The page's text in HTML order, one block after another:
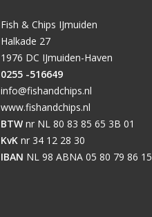
Fish & Chips IJmuiden
Halkade 27
1976 DC IJmuiden-Haven
0255 -516649
info@fishandchips.nl
www.fishandchips.nl
BTW nr NL 80 83 85 65 3B 01
KvK nr 34 12 28 30
IBAN NL 98 ABNA 05 80 79 86 15